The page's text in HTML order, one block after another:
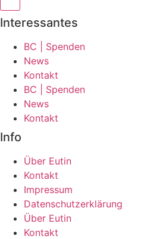
Interessantes
BC | Spenden
News
Kontakt
BC | Spenden
News
Kontakt
Info
Über Eutin
Kontakt
Impressum
Datenschutzerklärung
Über Eutin
Kontakt